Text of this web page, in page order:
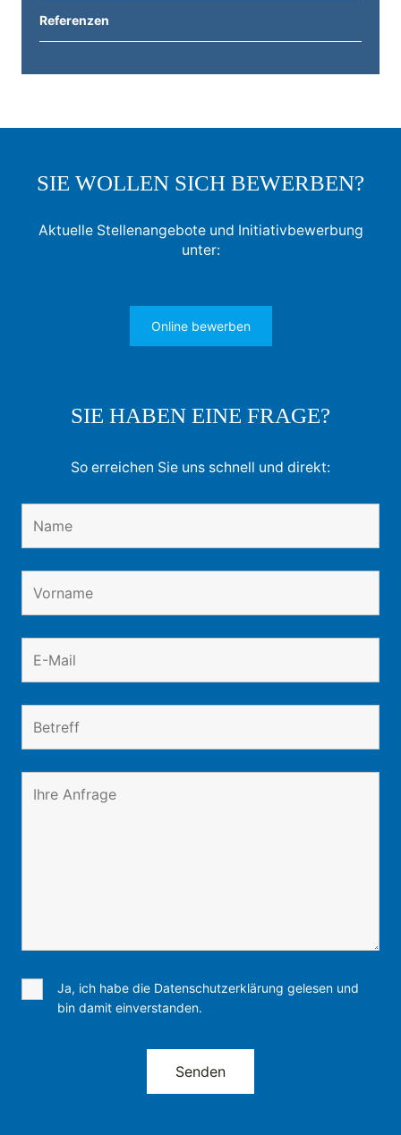
Referenzen
SIE WOLLEN SICH BEWERBEN?
Aktuelle Stellenangebote und Initiativbewerbung
unter:
Online bewerben
SIE HABEN EINE FRAGE?
So erreichen Sie uns schnell und direkt:
Ja, ich habe die Datenschutzerklärung gelesen und
bin damit einverstanden.